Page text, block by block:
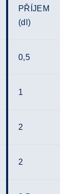
PŘÍJEM
(dl)
0,5
1
2
2